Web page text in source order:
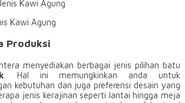
Kawi Agung
Produksi
menyediakan berbagai jenis pilihan batu
. Hal ini memungkinkan anda untuk
kebutuhan dan juga preferensi desain yang
jenis kerajinan seperti lantai hingga meja